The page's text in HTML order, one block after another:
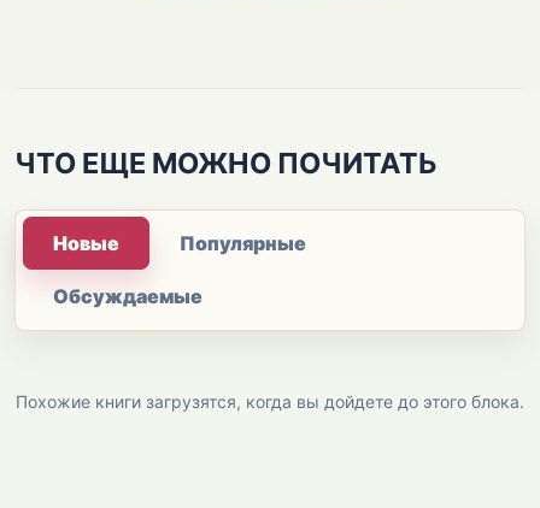
ЧТО ЕЩЕ МОЖНО ПОЧИТАТЬ
Новые Популярные
Обсуждаемые
Похожие книги загрузятся, когда вы дойдете до этого блока.